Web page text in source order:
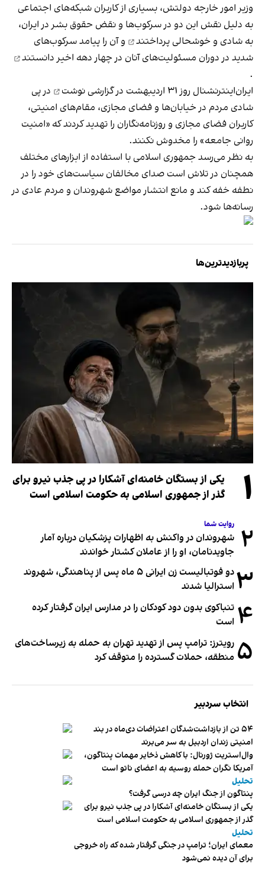
وزیر امور خارجه دولتش، بسیاری از کاربران شبکه‌های اجتماعی
به دلیل نقش این دو در سرکوب‌‌ها و نقض حقوق بشر در ایران،
به شادی و خوشحالی پرداختند
و آن را پیامد سرکوب‌های
شدید در دوران مسئولیت‌های آنان در چهار دهه اخیر دانستند
.
ایران‌اینترنشنال روز ۳۱ اردیبهشت
در گزارشی نوشت
در پی
شادی مردم در خیابان‌ها و فضای مجازی، مقام‌های امنیتی،
کاربران فضای مجازی و روزنامه‌نگاران را تهدید کردند که «امنیت
روانی جامعه» را مخدوش نکنند.
به نظر می‌رسد جمهوری اسلامی با استفاده از ابزارهای مختلف
همچنان در تلاش است صدای مخالفان سیاست‌های خود را در
نطفه خفه کند و مانع انتشار مواضع شهروندان و مردم عادی در
رسانه‌ها شود.
پربازدیدترین‌ها
۱
یکی از بستگان خامنه‌ای آشکارا در پی جذب نیرو برای
گذر از جمهوری اسلامی به حکومت اسلامی است
۲ روایت شما
شهروندان در واکنش به اظهارات پزشکیان درباره آمار
جاویدنامان، او را از عاملان کشتار خواندند
۳
دو فوتبالیست زن ایرانی ۵ ماه پس از پناهندگی، شهروند
استرالیا شدند
۴ تنباکوی بدون دود کودکان را در مدارس ایران گرفتار کرده
است
۵ رویترز: ترامپ پس از تهدید تهران به حمله به زیرساخت‌های
منطقه، حملات گسترده را متوقف کرد
انتخاب سردبیر
۵۴ تن از بازداشت‌شدگان اعتراضات دی‌ماه در بند
امنیتی زندان اردبیل به سر می‌برند
وال‌استریت ژورنال: با کاهش ذخایر مهمات پنتاگون،
آمریکا نگران حمله روسیه به اعضای ناتو‌ است
تحلیل
پنتاگون از جنگ ایران چه درسی گرفت؟
یکی از بستگان خامنه‌ای آشکارا در پی جذب نیرو برای
گذر از جمهوری اسلامی به حکومت اسلامی است
تحلیل
معمای ایران؛ ترامپ در جنگی گرفتار شده که راه خروجی
برای آن دیده نمی‌شود